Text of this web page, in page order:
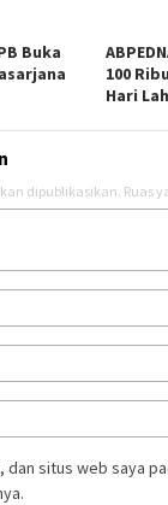
Buka
100
Hari
dipublikasikan. Ruas
dan situs web saya